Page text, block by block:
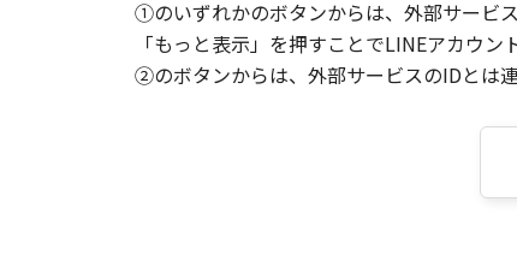
①のいずれかのボタンからは、外部サービ
「もっと表示」を押すことでLINEアカウン
②のボタンからは、外部サービスのIDとは